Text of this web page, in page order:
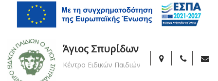
Άγιος Σπυρίδων
Κέντρο Ειδικών Παιδιών